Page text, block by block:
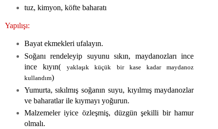
tuz, kimyon, köfte baharatı
Yapılışı:
Bayat ekmekleri ufalayın.
Soğanı rendeleyip suyunu sıkın, maydanozları ince
ince kıyın(yaklaşık küçük bir kase kadar maydanoz
kullandım)
Yumurta, sıkılmış soğanın suyu, kıyılmış maydanozlar
ve baharatlar ile kıymayı yoğurun.
Malzemeler iyice özleşmiş, düzgün şekilli bir hamur
olmalı.